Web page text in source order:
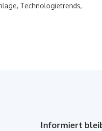
, Technologietrends,
Informiert